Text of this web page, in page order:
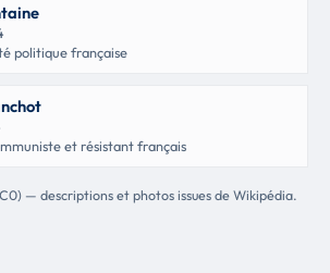
politique française
et résistant français
— descriptions et photos issues de Wikipédia.